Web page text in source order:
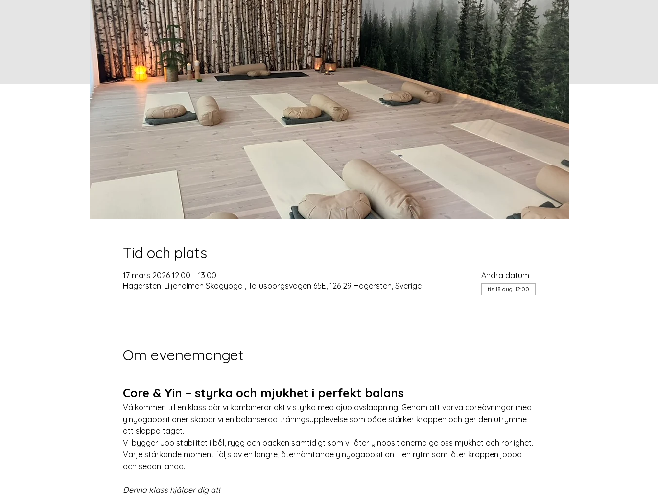
Tid och plats
17 mars 2026 12:00 – 13:00
Hägersten-Liljeholmen Skogyoga , Tellusborgsvägen 65E, 126 29 Hägersten, Sverige
Andra datum
tis 18 aug. 12:00
Om evenemanget
Core & Yin – styrka och mjukhet i perfekt balans
Välkommen till en klass där vi kombinerar aktiv styrka med djup avslappning. Genom att varva coreövningar med
yinyogapositioner skapar vi en balanserad träningsupplevelse som både stärker kroppen och ger den utrymme
att släppa taget.
Vi bygger upp stabilitet i bål, rygg och bäcken samtidigt som vi låter yinpositionerna ge oss mjukhet och rörlighet.
Varje stärkande moment följs av en längre, återhämtande yinyogaposition – en rytm som låter kroppen jobba
och sedan landa.
Denna klass hjälper dig att